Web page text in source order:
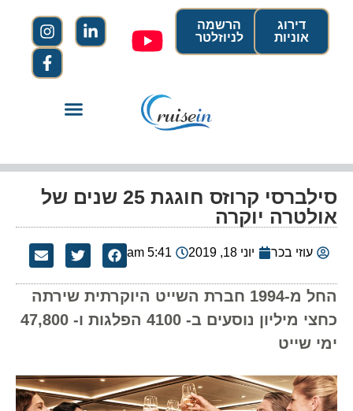
הרשמה
לניוזלטר
דירוג
אוניות
סילברסי קרוזס חוגגת 25 שנים של
אולטרה יוקרה
עוזי בכר יוני 18, 2019 5:41 am
החל מ-1994 חברת השייט היוקרתית שירתה
כחצי מיליון נוסעים ב- 4100 הפלגות ו- 47,800
ימי שייט